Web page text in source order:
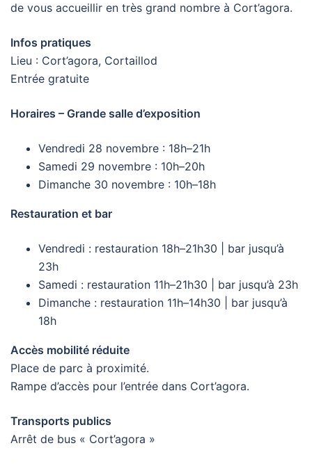
de vous accueillir en très grand nombre à Cort’agora.
Infos pratiques
Lieu : Cort’agora, Cortaillod
Entrée gratuite
Horaires – Grande salle d’exposition
Vendredi 28 novembre : 18h–21h
Samedi 29 novembre : 10h–20h
Dimanche 30 novembre : 10h–18h
Restauration et bar
Vendredi : restauration 18h–21h30 | bar jusqu’à
23h
Samedi : restauration 11h–21h30 | bar jusqu’à 23h
Dimanche : restauration 11h–14h30 | bar jusqu’à
18h
Accès mobilité réduite
Place de parc à proximité.
Rampe d’accès pour l’entrée dans Cort’agora.
Transports publics
Arrêt de bus « Cort’agora »